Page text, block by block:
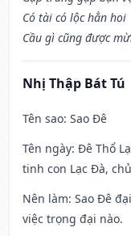
Có tài có lộc hẳn hoi
Cầu gì cũng được
Nhị Thập Bát Tú
Tên sao: Sao Đê
Tên ngày: Đê Thổ
tinh con Lạc Đà,
Nên làm: Sao Đê
việc trọng đại nào.